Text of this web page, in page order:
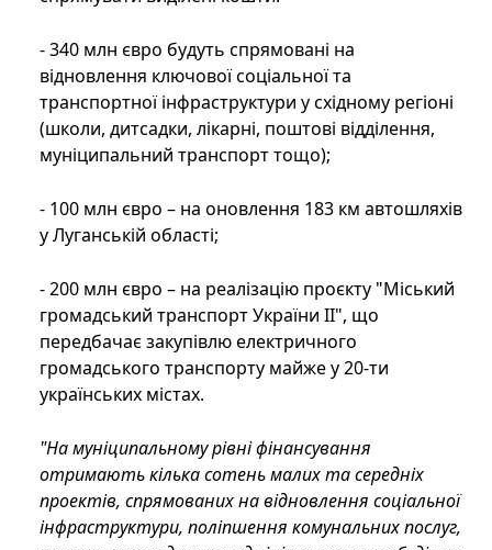
- 340 млн євро будуть спрямовані на
відновлення ключової соціальної та
транспортної інфраструктури у східному регіоні
(школи, дитсадки, лікарні, поштові відділення,
муніципальний транспорт тощо);
- 100 млн євро – на оновлення 183 км автошляхів
у Луганській області;
- 200 млн євро – на реалізацію проєкту "Міський
громадський транспорт України ІІ", що
передбачає закупівлю електричного
громадського транспорту майже у 20-ти
українських містах.
"На муніципальному рівні фінансування
отримають кілька сотень малих та середніх
проектів, спрямованих на відновлення соціальної
інфраструктури, поліпшення комунальних послуг,